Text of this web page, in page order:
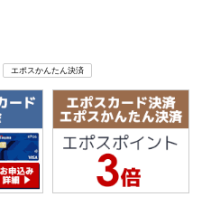
エポスかんたん決済